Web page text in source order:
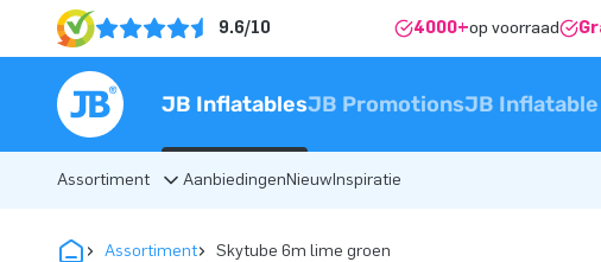
9.6/10 4000+op voorraad
JB InflatablesJB PromotionsJB Inflatable
Assortiment AanbiedingenNieuwInspiratie
Assortiment Skytube 6m lime groen